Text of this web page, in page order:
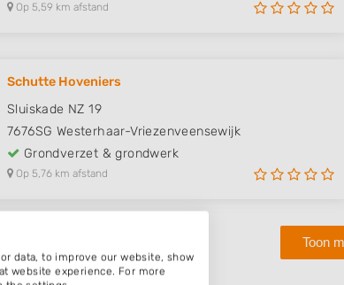
Op 5,59 km afstand
Schutte Hoveniers
Sluiskade NZ 19
7676SG Westerhaar-Vriezenveensewijk
Grondverzet & grondwerk
Op 5,76 km afstand
Toon
data, to improve our website, show
website experience. For more